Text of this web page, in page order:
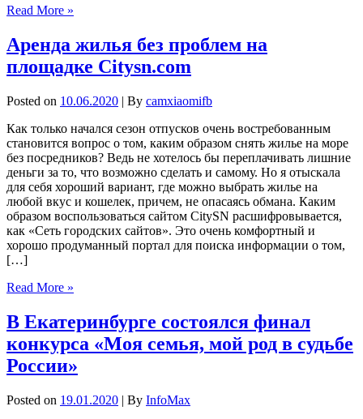
Read More »
Аренда жилья без проблем на
площадке Citysn.com
Posted on 10.06.2020 | By camxiaomifb
Как только начался сезон отпусков очень востребованным
становится вопрос о том, каким образом снять жилье на море
без посредников? Ведь не хотелось бы переплачивать лишние
деньги за то, что возможно сделать и самому. Но я отыскала
для себя хороший вариант, где можно выбрать жилье на
любой вкус и кошелек, причем, не опасаясь обмана. Каким
образом воспользоваться сайтом CitySN расшифровывается,
как «Сеть городских сайтов». Это очень комфортный и
хорошо продуманный портал для поиска информации о том,
[…]
Read More »
В Екатеринбурге состоялся финал
конкурса «Моя семья, мой род в судьбе
России»
Posted on 19.01.2020 | By InfoMax